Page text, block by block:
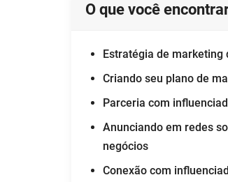
O que você
Estratégia de marketing
Criando seu plano de
Parceria com
Anunciando em redes
negócios
Conexão com